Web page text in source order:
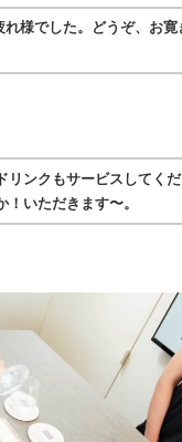
れ様でした。どうぞ、お寛
リンクもサービスしてく
！いただきます〜。